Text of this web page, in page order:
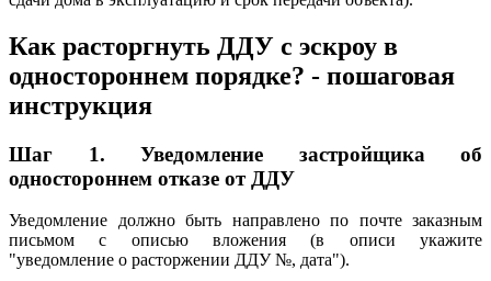
Как расторгнуть ДДУ с эскроу в
одностороннем порядке? - пошаговая
инструкция
Шаг 1. Уведомление застройщика об
одностороннем отказе от ДДУ
Уведомление должно быть направлено по почте заказным
письмом с описью вложения (в описи укажите
"уведомление о расторжении ДДУ №, дата").